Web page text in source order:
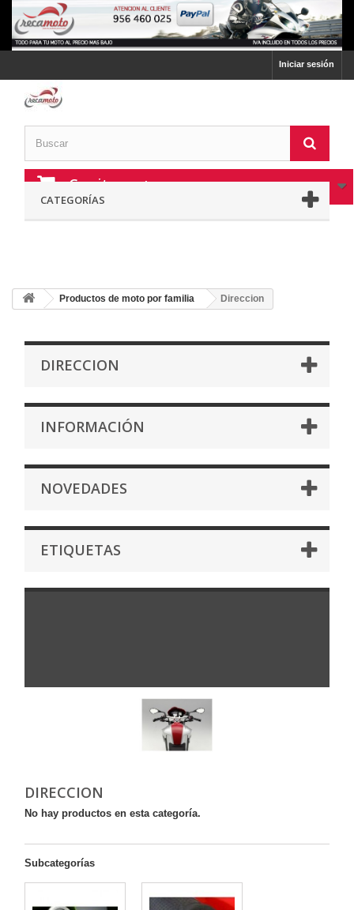
Iniciar sesión
Carrito:
CATEGORÍAS
Productos de moto por familia Direccion
DIRECCION
INFORMACIÓN
NOVEDADES
ETIQUETAS
DIRECCION
No hay productos en esta categoría.
Subcategorías